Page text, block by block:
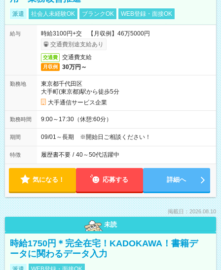
派遣 社会人未経験OK ブランクOK WEB登録・面接OK
給与
時給3100円+交 【月収例】46万5000円
交通費別途支給あり
交通費 交通費支給
月収例 30万円～
勤務地
東京都千代田区
大手町(東京都)駅から徒歩5分
大手通信サービス企業
勤務時間 9:00～17:30（休憩:60分）
期間 09/01～長期 ※開始日ご相談ください！
特徴 履歴書不要 / 40～50代活躍中
気になる！ 応募する 詳細へ
掲載日：2026.08.10
未読
時給1750円＊完全在宅！KADOKAWA！書籍デ
ータに関わるデータ入力